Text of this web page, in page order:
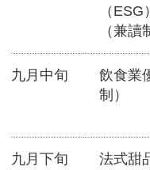
（
（兼讀
九月中旬
飲食業
制）
九月下旬 法式甜